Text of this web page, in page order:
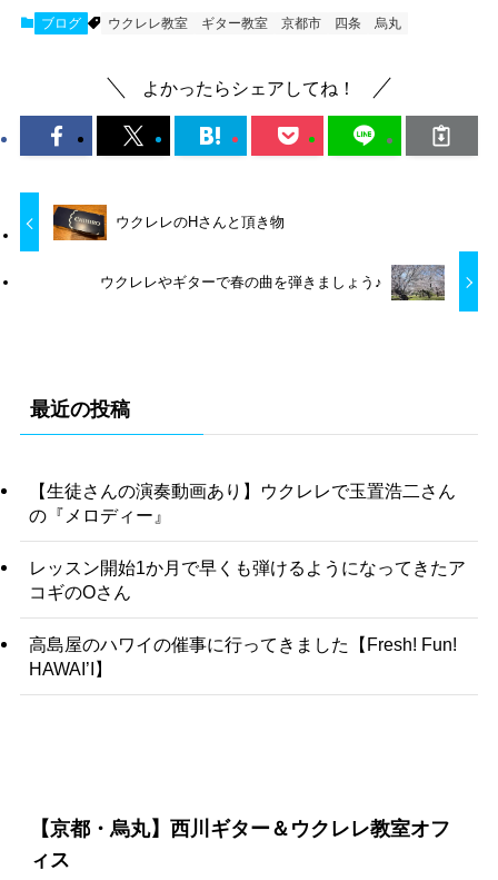
ブログ ウクレレ教室 ギター教室 京都市 四条 烏丸
よかったらシェアしてね！
ウクレレのHさんと頂き物
ウクレレやギターで春の曲を弾きましょう♪
最近の投稿
【生徒さんの演奏動画あり】ウクレレで玉置浩二さん
の『メロディー』
レッスン開始1か月で早くも弾けるようになってきたア
コギのOさん
高島屋のハワイの催事に行ってきました【Fresh! Fun!
HAWAI’I】
【京都・烏丸】西川ギター＆ウクレレ教室オフ
ィス